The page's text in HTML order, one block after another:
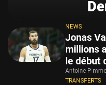
NEWS
Jonas
millions
le début
Antoine Pimmel
TRANSFERTS